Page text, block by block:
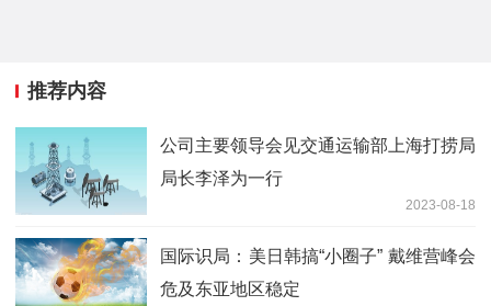
推荐内容
公司主要领导会见交通运输部上海打捞局
局长李泽为一行
2023-08-18
国际识局：美日韩搞“小圈子” 戴维营峰会
危及东亚地区稳定